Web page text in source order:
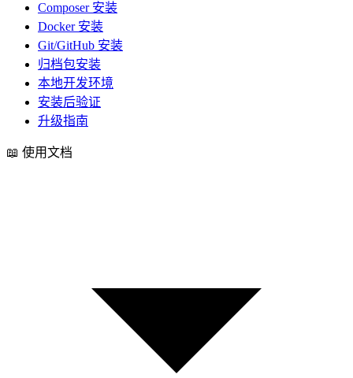
Composer 安装
Docker 安装
Git/GitHub 安装
归档包安装
本地开发环境
安装后验证
升级指南
📖 使用文档